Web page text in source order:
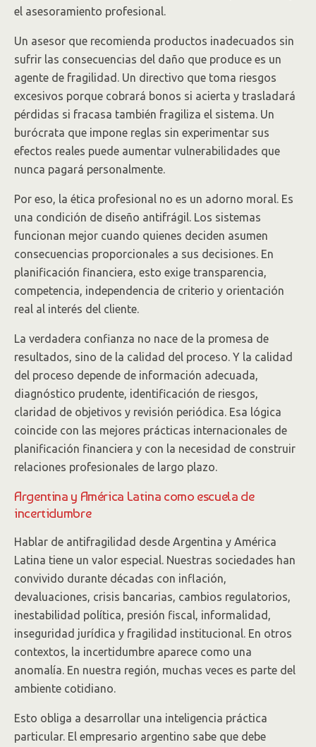
el asesoramiento profesional.
Un asesor que recomienda productos inadecuados sin
sufrir las consecuencias del daño que produce es un
agente de fragilidad. Un directivo que toma riesgos
excesivos porque cobrará bonos si acierta y trasladará
pérdidas si fracasa también fragiliza el sistema. Un
burócrata que impone reglas sin experimentar sus
efectos reales puede aumentar vulnerabilidades que
nunca pagará personalmente.
Por eso, la ética profesional no es un adorno moral. Es
una condición de diseño antifrágil. Los sistemas
funcionan mejor cuando quienes deciden asumen
consecuencias proporcionales a sus decisiones. En
planificación financiera, esto exige transparencia,
competencia, independencia de criterio y orientación
real al interés del cliente.
La verdadera confianza no nace de la promesa de
resultados, sino de la calidad del proceso. Y la calidad
del proceso depende de información adecuada,
diagnóstico prudente, identificación de riesgos,
claridad de objetivos y revisión periódica. Esa lógica
coincide con las mejores prácticas internacionales de
planificación financiera y con la necesidad de construir
relaciones profesionales de largo plazo.
Argentina y América Latina como escuela de
incertidumbre
Hablar de antifragilidad desde Argentina y América
Latina tiene un valor especial. Nuestras sociedades han
convivido durante décadas con inflación,
devaluaciones, crisis bancarias, cambios regulatorios,
inestabilidad política, presión fiscal, informalidad,
inseguridad jurídica y fragilidad institucional. En otros
contextos, la incertidumbre aparece como una
anomalía. En nuestra región, muchas veces es parte del
ambiente cotidiano.
Esto obliga a desarrollar una inteligencia práctica
particular. El empresario argentino sabe que debe